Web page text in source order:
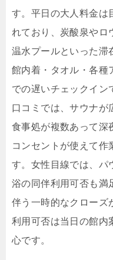
す。平日の大人料金は
れており、炭酸泉やロ
温水プールといった滞
館内着・タオル・各種
での遅いチェックイン
口コミでは、サウナが
食事処が複数あって深
コンセントが使えて作
す。女性目線では、パ
浴の同伴利用可否も満
伴う一時的なクローズ
利用可否は当日の館内
心です。